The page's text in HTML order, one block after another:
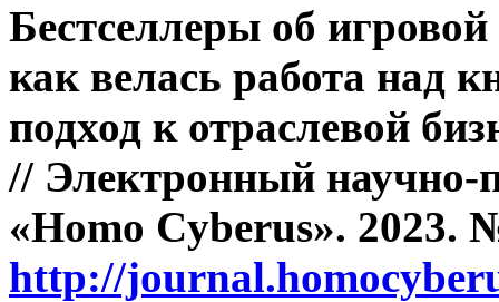
Бестселлеры об
как велась работа над
подход к отраслевой
// Электронный научно-
«Homo Cyberus». 2023.
http://